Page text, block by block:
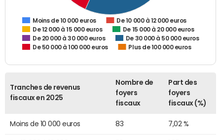
Moins de 10 000 euros
De 10 000 à 12 000 euros
De 12 000 à 15 000 euros
De 15 000 à 20 000 euros
De 20 000 à 30 000 euros
De 30 000 à 50 000 euros
De 50 000 à 100 000 euros
Plus de 100 000 euros
Tranches de revenus
fiscaux en 2025
Nombre de
foyers
fiscaux
Part des
foyers
fiscaux (%)
Moins de 10 000 euros 83 7,02 %